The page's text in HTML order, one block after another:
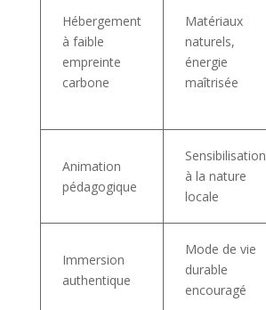
Hébergement
à faible
empreinte
carbone
Matériaux
naturels,
énergie
maîtrisée
Animation
pédagogique
Sensibilisation
à la nature
locale
Immersion
authentique
Mode de vie
durable
encouragé